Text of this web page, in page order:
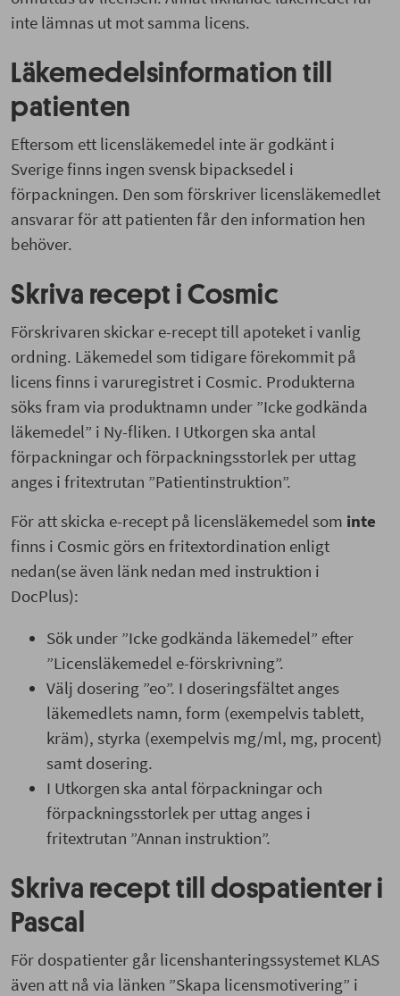
inte lämnas ut mot samma licens.
Läkemedelsinformation till
patienten
Eftersom ett licensläkemedel inte är godkänt i
Sverige finns ingen svensk bipacksedel i
förpackningen. Den som förskriver licensläkemedlet
ansvarar för att patienten får den information hen
behöver.
Skriva recept i Cosmic
Förskrivaren skickar e-recept till apoteket i vanlig
ordning. Läkemedel som tidigare förekommit på
licens finns i varuregistret i Cosmic. Produkterna
söks fram via produktnamn under ”Icke godkända
läkemedel” i Ny-fliken. I Utkorgen ska antal
förpackningar och förpackningsstorlek per uttag
anges i fritextrutan ”Patientinstruktion”.
För att skicka e-recept på licensläkemedel som inte
finns i Cosmic görs en fritextordination enligt
nedan(se även länk nedan med instruktion i
DocPlus):
Sök under ”Icke godkända läkemedel” efter
”Licensläkemedel e-förskrivning”.
Välj dosering ”eo”. I doseringsfältet anges
läkemedlets namn, form (exempelvis tablett,
kräm), styrka (exempelvis mg/ml, mg, procent)
samt dosering.
I Utkorgen ska antal förpackningar och
förpackningsstorlek per uttag anges i
fritextrutan ”Annan instruktion”.
Skriva recept till dospatienter i
Pascal
För dospatienter går licenshanteringssystemet KLAS
även att nå via länken ”Skapa licensmotivering” i